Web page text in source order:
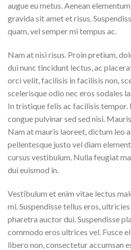
augue eu metus. Aenean
gravida sit amet et risus.
quam, vel semper mi tempus ac.
Nam at nisi risus. Proin pretium,
dui nunc tincidunt lectus, ac
orci velit, facilisis in facilisis non,
scelerisque odio nec eros sodales
In tristique felis ac facilisis tempor.
congue pulvinar sed sed nisi.
Nam at mauris laoreet, dictum leo
pellentesque justo vel diam
cursus vestibulum. Nulla feugiat
dui euismod in.
Vestibulum et enim vitae lectus
mi. Suspendisse tellus eros,
pharetra auctor dui. Suspendisse
commodo eros ultrices vel. Fusce
libero non, consectetur accumsan